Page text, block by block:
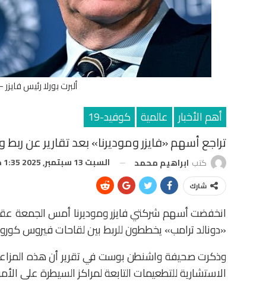
ألبرت بورلا رئيس
أهم الأخبار عالمية كوفيد-19
تراجع أسهم «فايزر وموديرنا» بعد تقارير عن
كتب ابراهيم محمد السبت 13 سبتمبر, 2025 1:35 ص
شارك
انخفضت أسهم شركتي فايزر وموديرنا أمس الجمعة
«دونالد ترامب» يخططون للربط بين لقاحات فيروس كورونا
وذكرت صحيفة واشنطن بوست في تقرير أن هذه
الاستشارية للتطعيمات التابعة لمراكز السيطرة على